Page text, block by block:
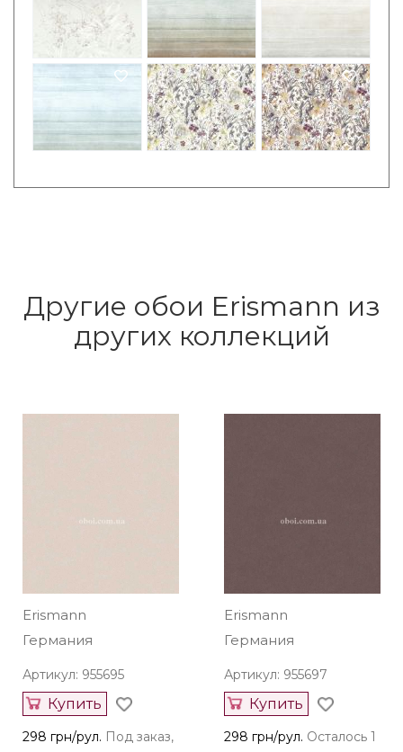
Другие обои Erismann из
других коллекций
Erismann
Германия
Артикул: 955695
Купить
298 грн/рул. Под заказ,
Erismann
Германия
Артикул: 955697
Купить
298 грн/рул. Осталось 1